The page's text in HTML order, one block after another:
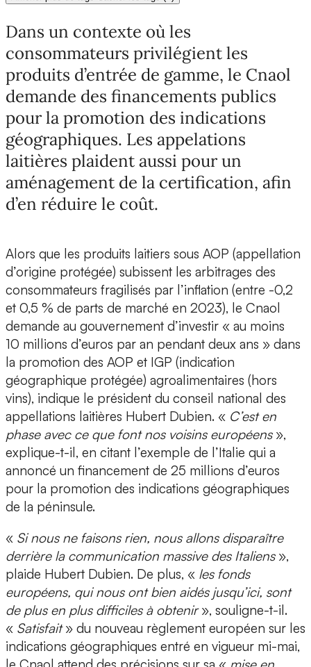
Dans un contexte où les
consommateurs privilégient les
produits d’entrée de gamme, le Cnaol
demande des financements publics
pour la promotion des indications
géographiques. Les appelations
laitières plaident aussi pour un
aménagement de la certification, afin
d’en réduire le coût.
Alors que les produits laitiers sous AOP (appellation
d’origine protégée) subissent les arbitrages des
consommateurs fragilisés par l’inflation (entre -0,2
et 0,5 % de parts de marché en 2023), le Cnaol
demande au gouvernement d’investir « au moins
10 millions d’euros par an pendant deux ans » dans
la promotion des AOP et IGP (indication
géographique protégée) agroalimentaires (hors
vins), indique le président du conseil national des
appellations laitières Hubert Dubien. « C’est en
phase avec ce que font nos voisins européens»,
explique-t-il, en citant l’exemple de l’Italie qui a
annoncé un financement de 25 millions d’euros
pour la promotion des indications géographiques
de la péninsule.
« Si nous ne faisons rien, nous allons disparaître
derrière la communication massive des Italiens »,
plaide Hubert Dubien. De plus, « les fonds
européens, qui nous ont bien aidés jusqu’ici, sont
de plus en plus difficiles à obtenir», souligne-t-il.
« Satisfait» du nouveau règlement européen sur les
indications géographiques entré en vigueur mi-mai,